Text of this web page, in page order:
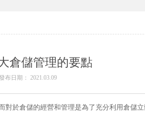
倉儲管理的要點
布日期： 2021.03.09
於倉儲的經營和管理是為了充分利用倉儲